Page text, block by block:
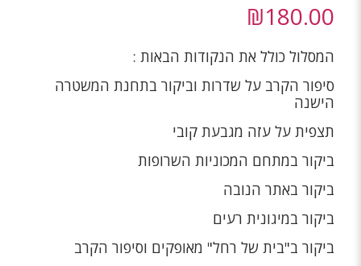
₪180.00
המסלול כולל את הנקודות הבאות :
סיפור הקרב על שדרות וביקור בתחנת המשטרה
הישנה
תצפית על עזה מגבעת קובי
ביקור במתחם המכוניות השרופות
ביקור באתר הנובה
ביקור במיגונית רעים
ביקור ב"בית של רחל" מאופקים וסיפור הקרב